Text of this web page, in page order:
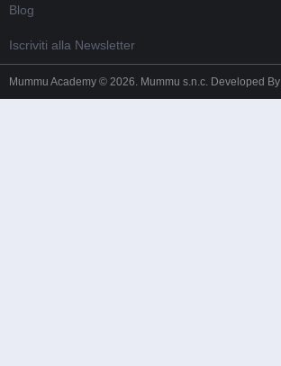
Blog
Iscriviti alla Newsletter
Mummu Academy © 2026. Mummu s.n.c. Developed By